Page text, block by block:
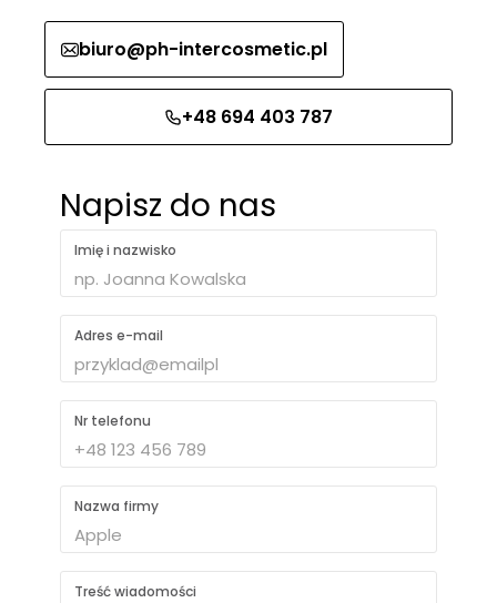
biuro@ph-intercosmetic.pl
+48 694 403 787
Napisz do nas
Imię i nazwisko
Adres e-mail
Nr telefonu
Nazwa firmy
Treść wiadomości